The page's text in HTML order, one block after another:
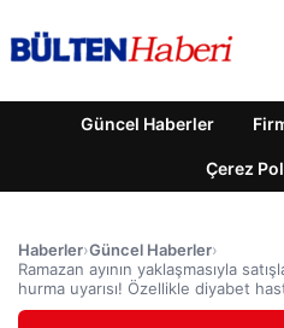
Güncel Haberler
Çerez
Haberler›Güncel Haberler›
Ramazan ayının yaklaşmasıyla
hurma uyarısı! Özellikle diyabet